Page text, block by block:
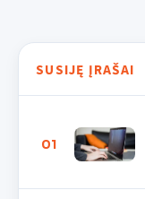
SUSIJĘ ĮRAŠAI
01